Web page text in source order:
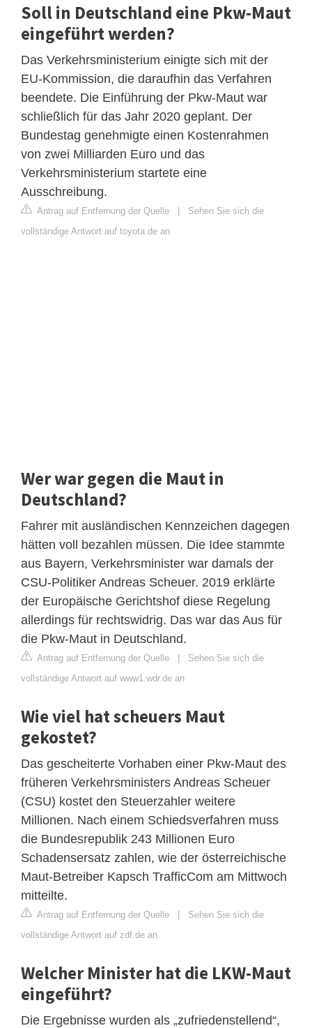
Soll in Deutschland eine Pkw-Maut
eingeführt werden?
Das Verkehrsministerium einigte sich mit der
EU-Kommission, die daraufhin das Verfahren
beendete. Die Einführung der Pkw-Maut war
schließlich für das Jahr 2020 geplant. Der
Bundestag genehmigte einen Kostenrahmen
von zwei Milliarden Euro und das
Verkehrsministerium startete eine
Ausschreibung.
Antrag auf Entfernung der Quelle | Sehen Sie sich die
vollständige Antwort auf toyota.de an
Wer war gegen die Maut in
Deutschland?
Fahrer mit ausländischen Kennzeichen dagegen
hätten voll bezahlen müssen. Die Idee stammte
aus Bayern, Verkehrsminister war damals der
CSU-Politiker Andreas Scheuer. 2019 erklärte
der Europäische Gerichtshof diese Regelung
allerdings für rechtswidrig. Das war das Aus für
die Pkw-Maut in Deutschland.
Antrag auf Entfernung der Quelle | Sehen Sie sich die
vollständige Antwort auf www1.wdr.de an
Wie viel hat scheuers Maut
gekostet?
Das gescheiterte Vorhaben einer Pkw-Maut des
früheren Verkehrsministers Andreas Scheuer
(CSU) kostet den Steuerzahler weitere
Millionen. Nach einem Schiedsverfahren muss
die Bundesrepublik 243 Millionen Euro
Schadensersatz zahlen, wie der österreichische
Maut-Betreiber Kapsch TrafficCom am Mittwoch
mitteilte.
Antrag auf Entfernung der Quelle | Sehen Sie sich die
vollständige Antwort auf zdf.de an
Welcher Minister hat die LKW-Maut
eingeführt?
Die Ergebnisse wurden als „zufriedenstellend“,